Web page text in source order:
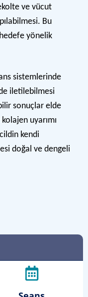
ve vücut
Bu
yönelik
sistemlerinde
iletilebilmesi
sonuçlar elde
uyarımı
kendi
doğal ve dengeli